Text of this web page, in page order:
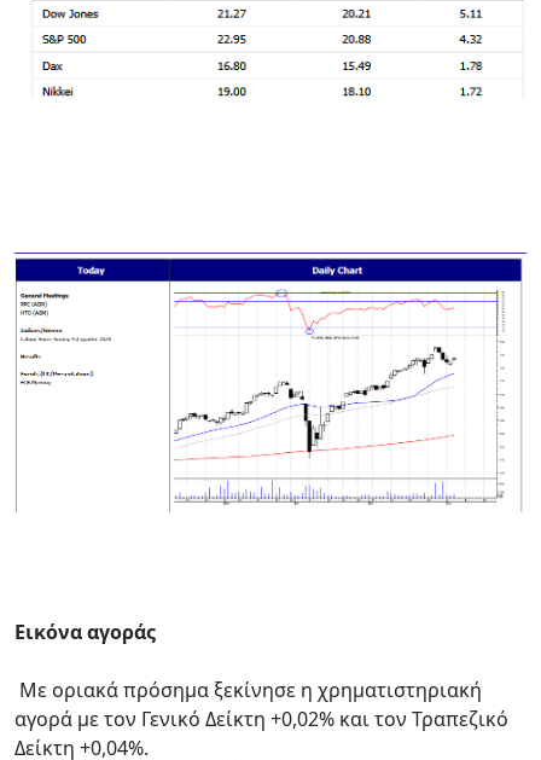
Εικόνα αγοράς
Mε οριακά πρόσημα ξεκίνησε η χρηματιστηριακή
αγορά με τον Γενικό Δείκτη +0,02% και τον Τραπεζικό
Δείκτη +0,04%.